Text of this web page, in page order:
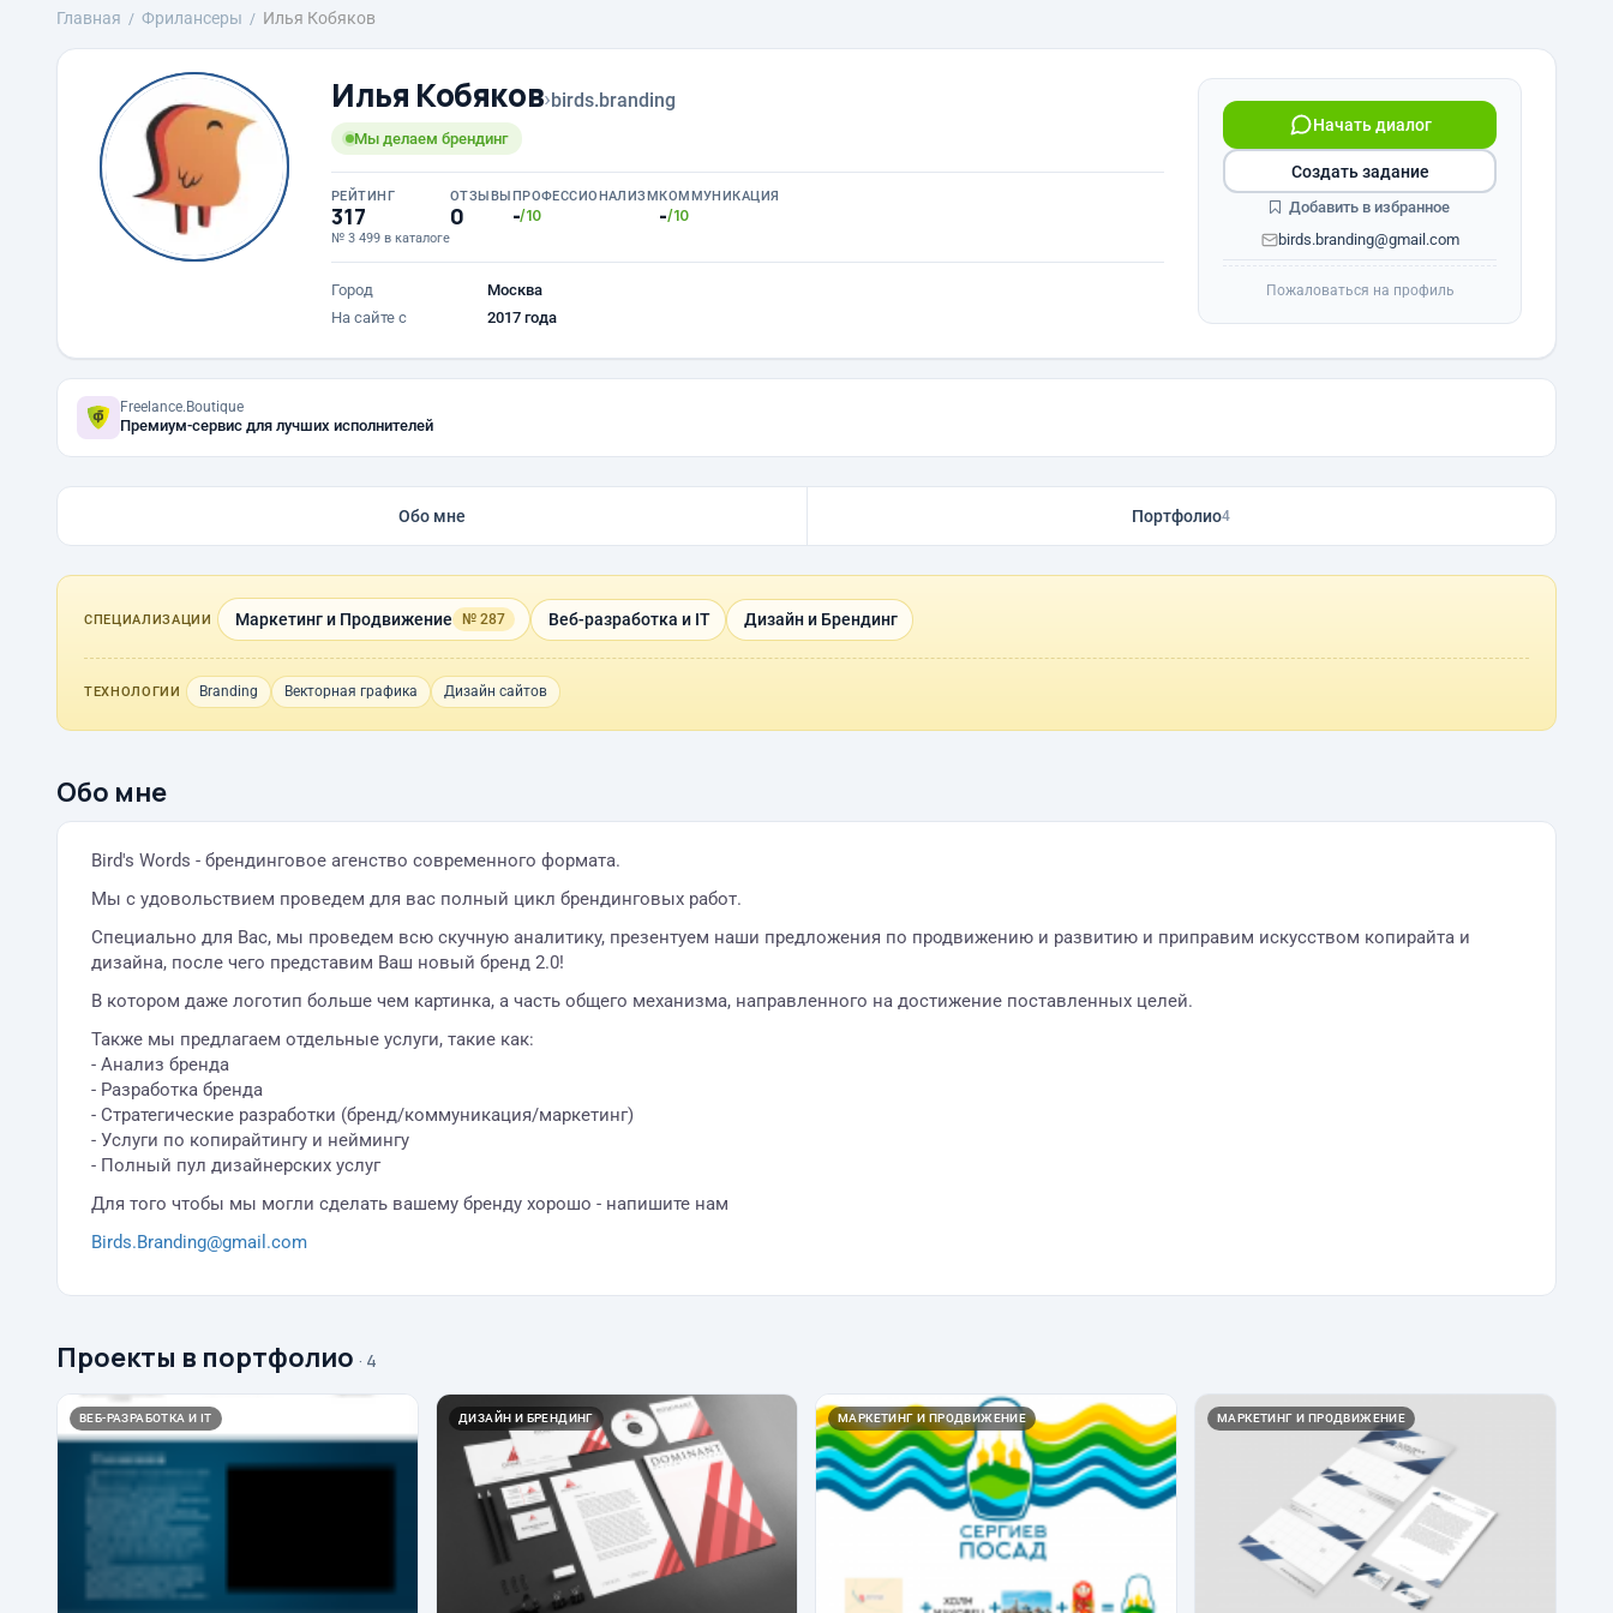
Главная Фрилансеры Илья Кобяков
Илья Кобяков›birds.branding
Мы делаем брендинг
РЕЙТИНГ
317
№ 3 499 в каталоге
ОТЗЫВЫ
0
ПРОФЕССИОНАЛИЗМ
-/10
КОММУНИКАЦИЯ
-/10
Город
Москва
На сайте с
2017 года
Начать диалог
birds.branding@gmail.com
Создать задание
Добавить в избранное
Пожаловаться на профиль
Freelance.Boutique
Премиум-сервис для лучших исполнителей
Обо мне Портфолио4
СПЕЦИАЛИЗАЦИИ Маркетинг и Продвижение № 287 Веб-разработка и IT Дизайн и Брендинг
ТЕХНОЛОГИИ Branding Векторная графика Дизайн сайтов
Обо мне
Bird's Words - брендинговое агенство современного формата.
Мы с удовольствием проведем для вас полный цикл брендинговых работ.
Специально для Вас, мы проведем всю скучную аналитику, презентуем наши предложения по продвижению и развитию и приправим искусством копирайта и
дизайна, после чего представим Ваш новый бренд 2.0!
В котором даже логотип больше чем картинка, а часть общего механизма, направленного на достижение поставленных целей.
Также мы предлагаем отдельные услуги, такие как:
- Анализ бренда
- Разработка бренда
- Стратегические разработки (бренд/коммуникация/маркетинг)
- Услуги по копирайтингу и неймингу
- Полный пул дизайнерских услуг
Для того чтобы мы могли сделать вашему бренду хорошо - напишите нам
Birds.Branding@gmail.com
Проекты в портфолио · 4
ВЕБ-РАЗРАБОТКА И IT ДИЗАЙН И БРЕНДИНГ МАРКЕТИНГ И ПРОДВИЖЕНИЕ МАРКЕТИНГ И ПРОДВИЖЕНИЕ